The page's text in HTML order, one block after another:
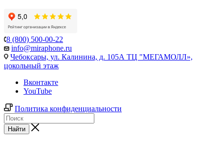
8 (800) 500-00-22
info@miraphone.ru
Чебоксары, ул. Калинина, д. 105А ТЦ "МЕГАМОЛЛ»,
цокольный этаж
Вконтакте
YouTube
Политика конфиденциальности
Найти